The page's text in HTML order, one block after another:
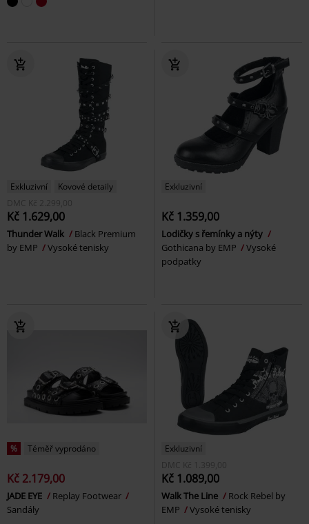
Exkluzivní
Kovové detaily
DMC
Kč 2.299,00
Kč 1.629,00
Thunder Walk
Black Premium
by EMP
Vysoké tenisky
Exkluzivní
Kč 1.359,00
Lodičky s řemínky a nýty
Gothicana by EMP
Vysoké
podpatky
% Téměř vyprodáno
Kč 2.179,00
JADE EYE
Replay Footwear
Sandály
Exkluzivní
DMC
Kč 1.399,00
Kč 1.089,00
Walk The Line
Rock Rebel by
EMP
Vysoké tenisky